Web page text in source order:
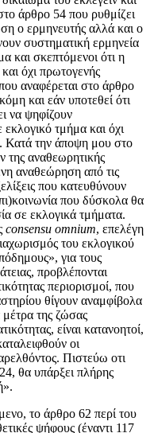
άρθρο 54 που ρυθμίζει
ο ερμηνευτής αλλά και ο
συστηματική ερμηνεία
και σκεπτόμενοι ότι η
όχι πρωτογενής
αναφέρεται στο άρθρο
και εάν υποτεθεί ότι
να ψηφίζουν
τμήμα και όχι
Κατά την άποψη μου στο
της αναθεωρητικής
αναθεώρηση από τις
που κατευθύνουν
που δύσκολα θα
σε εκλογικά τμήματα.
consensu omnium, επελέγη
του εκλογικού
για τους
προβλέπονται
περιορισμοί, που
θίγουν αναμφίβολα
της ζώσας
είναι κατανοητοί,
οι
Πιστεύω οτι
θα υπάρξει πλήρης
το άρθρο 62 περί του
ψήφους (έναντι 117